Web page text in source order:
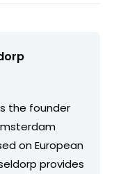
the founder
on European
provides